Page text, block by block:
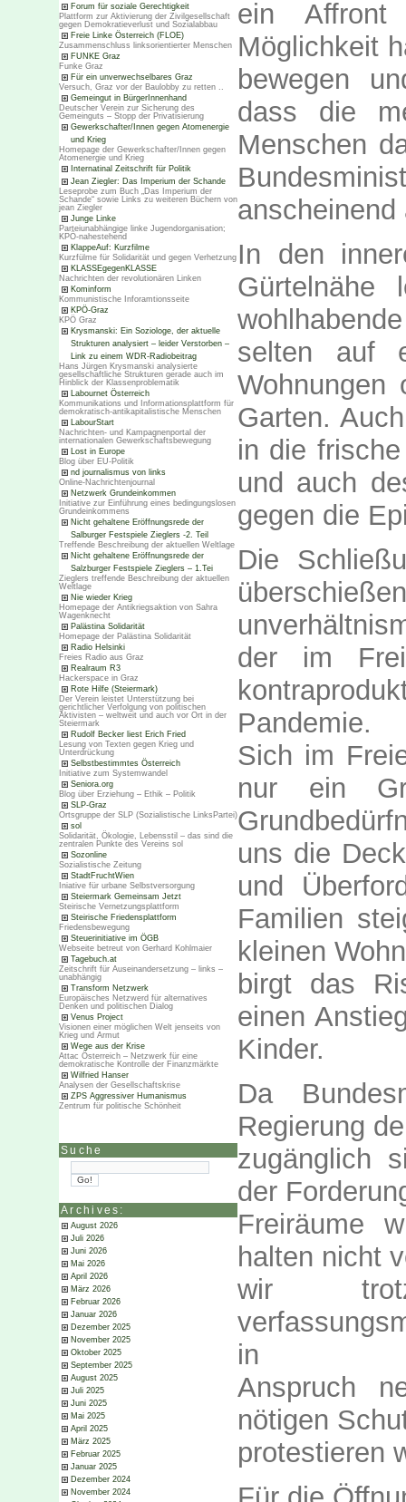
Forum für soziale Gerechtigkeit
Plattform zur Aktivierung der Zivilgesellschaft
gegen Demokratieverlust und Sozialabbau
Freie Linke Österreich (FLOE)
Zusammenschluss linksorientierter Menschen
FUNKE Graz
Funke Graz
Für ein unverwechselbares Graz
Versuch, Graz vor der Baulobby zu retten ..
Gemeingut in BürgerInnenhand
Deutscher Verein zur Sicherung des
Gemeinguts – Stopp der Privatisierung
Gewerkschafter/Innen gegen Atomenergie
und Krieg
Homepage der Gewerkschafter/Innen gegen
Atomenergie und Krieg
Internatinal Zeitschrift für Politik
Jean Ziegler: Das Imperium der Schande
Leseprobe zum Buch „Das Imperium der
Schande“ sowie Links zu weiteren Büchern von
jean Ziegler
Junge Linke
Parteiunabhängige linke Jugendorganisation;
KPÖ-nahestehend
KlappeAuf: Kurzfilme
Kurzfülme für Solidarität und gegen Verhetzung
KLASSEgegenKLASSE
Nachrichten der revolutionären Linken
Kominform
Kommunistische Inforamtionsseite
KPÖ-Graz
KPÖ Graz
Krysmanski: Ein Soziologe, der aktuelle
Strukturen analysiert – leider Verstorben –
Link zu einem WDR-Radiobeitrag
Hans Jürgen Krysmanski analysierte
gesellschaftliche Strukturen gerade auch im
Hinblick der Klassenproblematik
Labournet Österreich
Kommunikations und Informationsplattform für
demokratisch-antikapitalistische Menschen
LabourStart
Nachrichten- und Kampagnenportal der
internationalen Gewerkschaftsbewegung
Lost in Europe
Blog über EU-Politik
nd journalismus von links
Online-Nachrichtenjournal
Netzwerk Grundeinkommen
Initiative zur Einführung eines bedingungslosen
Grundeinkommens
Nicht gehaltene Eröffnungsrede der
Salburger Festspiele Zieglers -2. Teil
Treffende Beschreibung der aktuellen Weltlage
Nicht gehaltene Eröffnungsrede der
Salzburger Festspiele Zieglers – 1.Tei
Zieglers treffende Beschreibung der aktuellen
Weltlage
Nie wieder Krieg
Homepage der Antikriegsaktion von Sahra
Wagenknecht
Palästina Solidarität
Homepage der Palästina Solidarität
Radio Helsinki
Freies Radio aus Graz
Realraum R3
Hackerspace in Graz
Rote Hilfe (Steiermark)
Der Verein leistet Unterstützung bei
gerichtlicher Verfolgung von politischen
Aktivisten – weltweit und auch vor Ort in der
Steiermark
Rudolf Becker liest Erich Fried
Lesung von Texten gegen Krieg und
Unterdrückung
Selbstbestimmtes Österreich
Initiative zum Systemwandel
Seniora.org
Blog über Erziehung – Ethik – Politik
SLP-Graz
Ortsgruppe der SLP (Sozialistische LinksPartei)
sol
Solidarität, Ökologie, Lebensstil – das sind die
zentralen Punkte des Vereins sol
Sozonline
Sozialistische Zeitung
StadtFruchtWien
Iniative für urbane Selbstversorgung
Steiermark Gemeinsam Jetzt
Steirische Vernetzungsplattform
Steirische Friedensplattform
Friedensbewegung
Steuerinitiative im ÖGB
Webseite betreut von Gerhard Kohlmaier
Tagebuch.at
Zeitschrift für Auseinandersetzung – links –
unabhängig
Transform Netzwerk
Europäisches Netzwerd für alternatives
Denken und politischen Dialog
Venus Project
Visionen einer möglichen Welt jenseits von
Krieg und Armut
Wege aus der Krise
Attac Österreich – Netzwerk für eine
demokratische Kontrolle der Finanzmärkte
Wilfried Hanser
Analysen der Gesellschaftskrise
ZPS Aggressiver Humanismus
Zentrum für politische Schönheit
Suche
Archives:
August 2026
Juli 2026
Juni 2026
Mai 2026
April 2026
März 2026
Februar 2026
Januar 2026
Dezember 2025
November 2025
Oktober 2025
September 2025
August 2025
Juli 2025
Juni 2025
Mai 2025
April 2025
März 2025
Februar 2025
Januar 2025
Dezember 2024
November 2024
ein
Möglichkeit
bewegen
dass die
Menschen
anscheinend
In den
Gürtelnähe
selten auf
Wohnungen
Garten.
in die
und auch
gegen die
Die
der im
Pandemie.
Sich im
nur ein
uns die
und
Familien
kleinen
birgt das
einen
Kinder.
Da
Regierung
zugänglich
der
Freiräume
halten nicht
wir
in
Anspruch
nötigen
protestieren